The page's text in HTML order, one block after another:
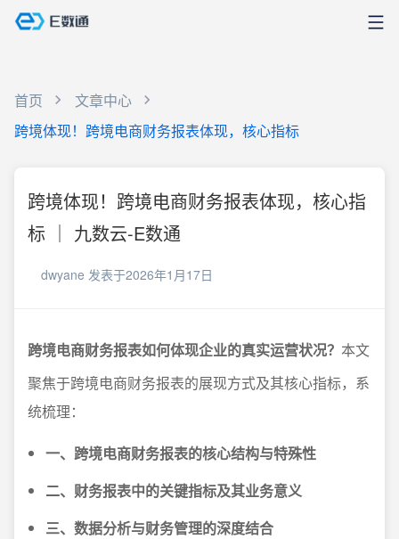
首页
文章中心
跨境体现！跨境电商财务报表体现，核心指标
跨境体现！跨境电商财务报表体现，核心指
标 ｜ 九数云-E数通
dwyane 发表于2026年1月17日
跨境电商财务报表如何体现企业的真实运营状况？ 本文
聚焦于跨境电商财务报表的展现方式及其核心指标，系
统梳理：
一、跨境电商财务报表的核心结构与特殊性
二、财务报表中的关键指标及其业务意义
三、数据分析与财务管理的深度结合